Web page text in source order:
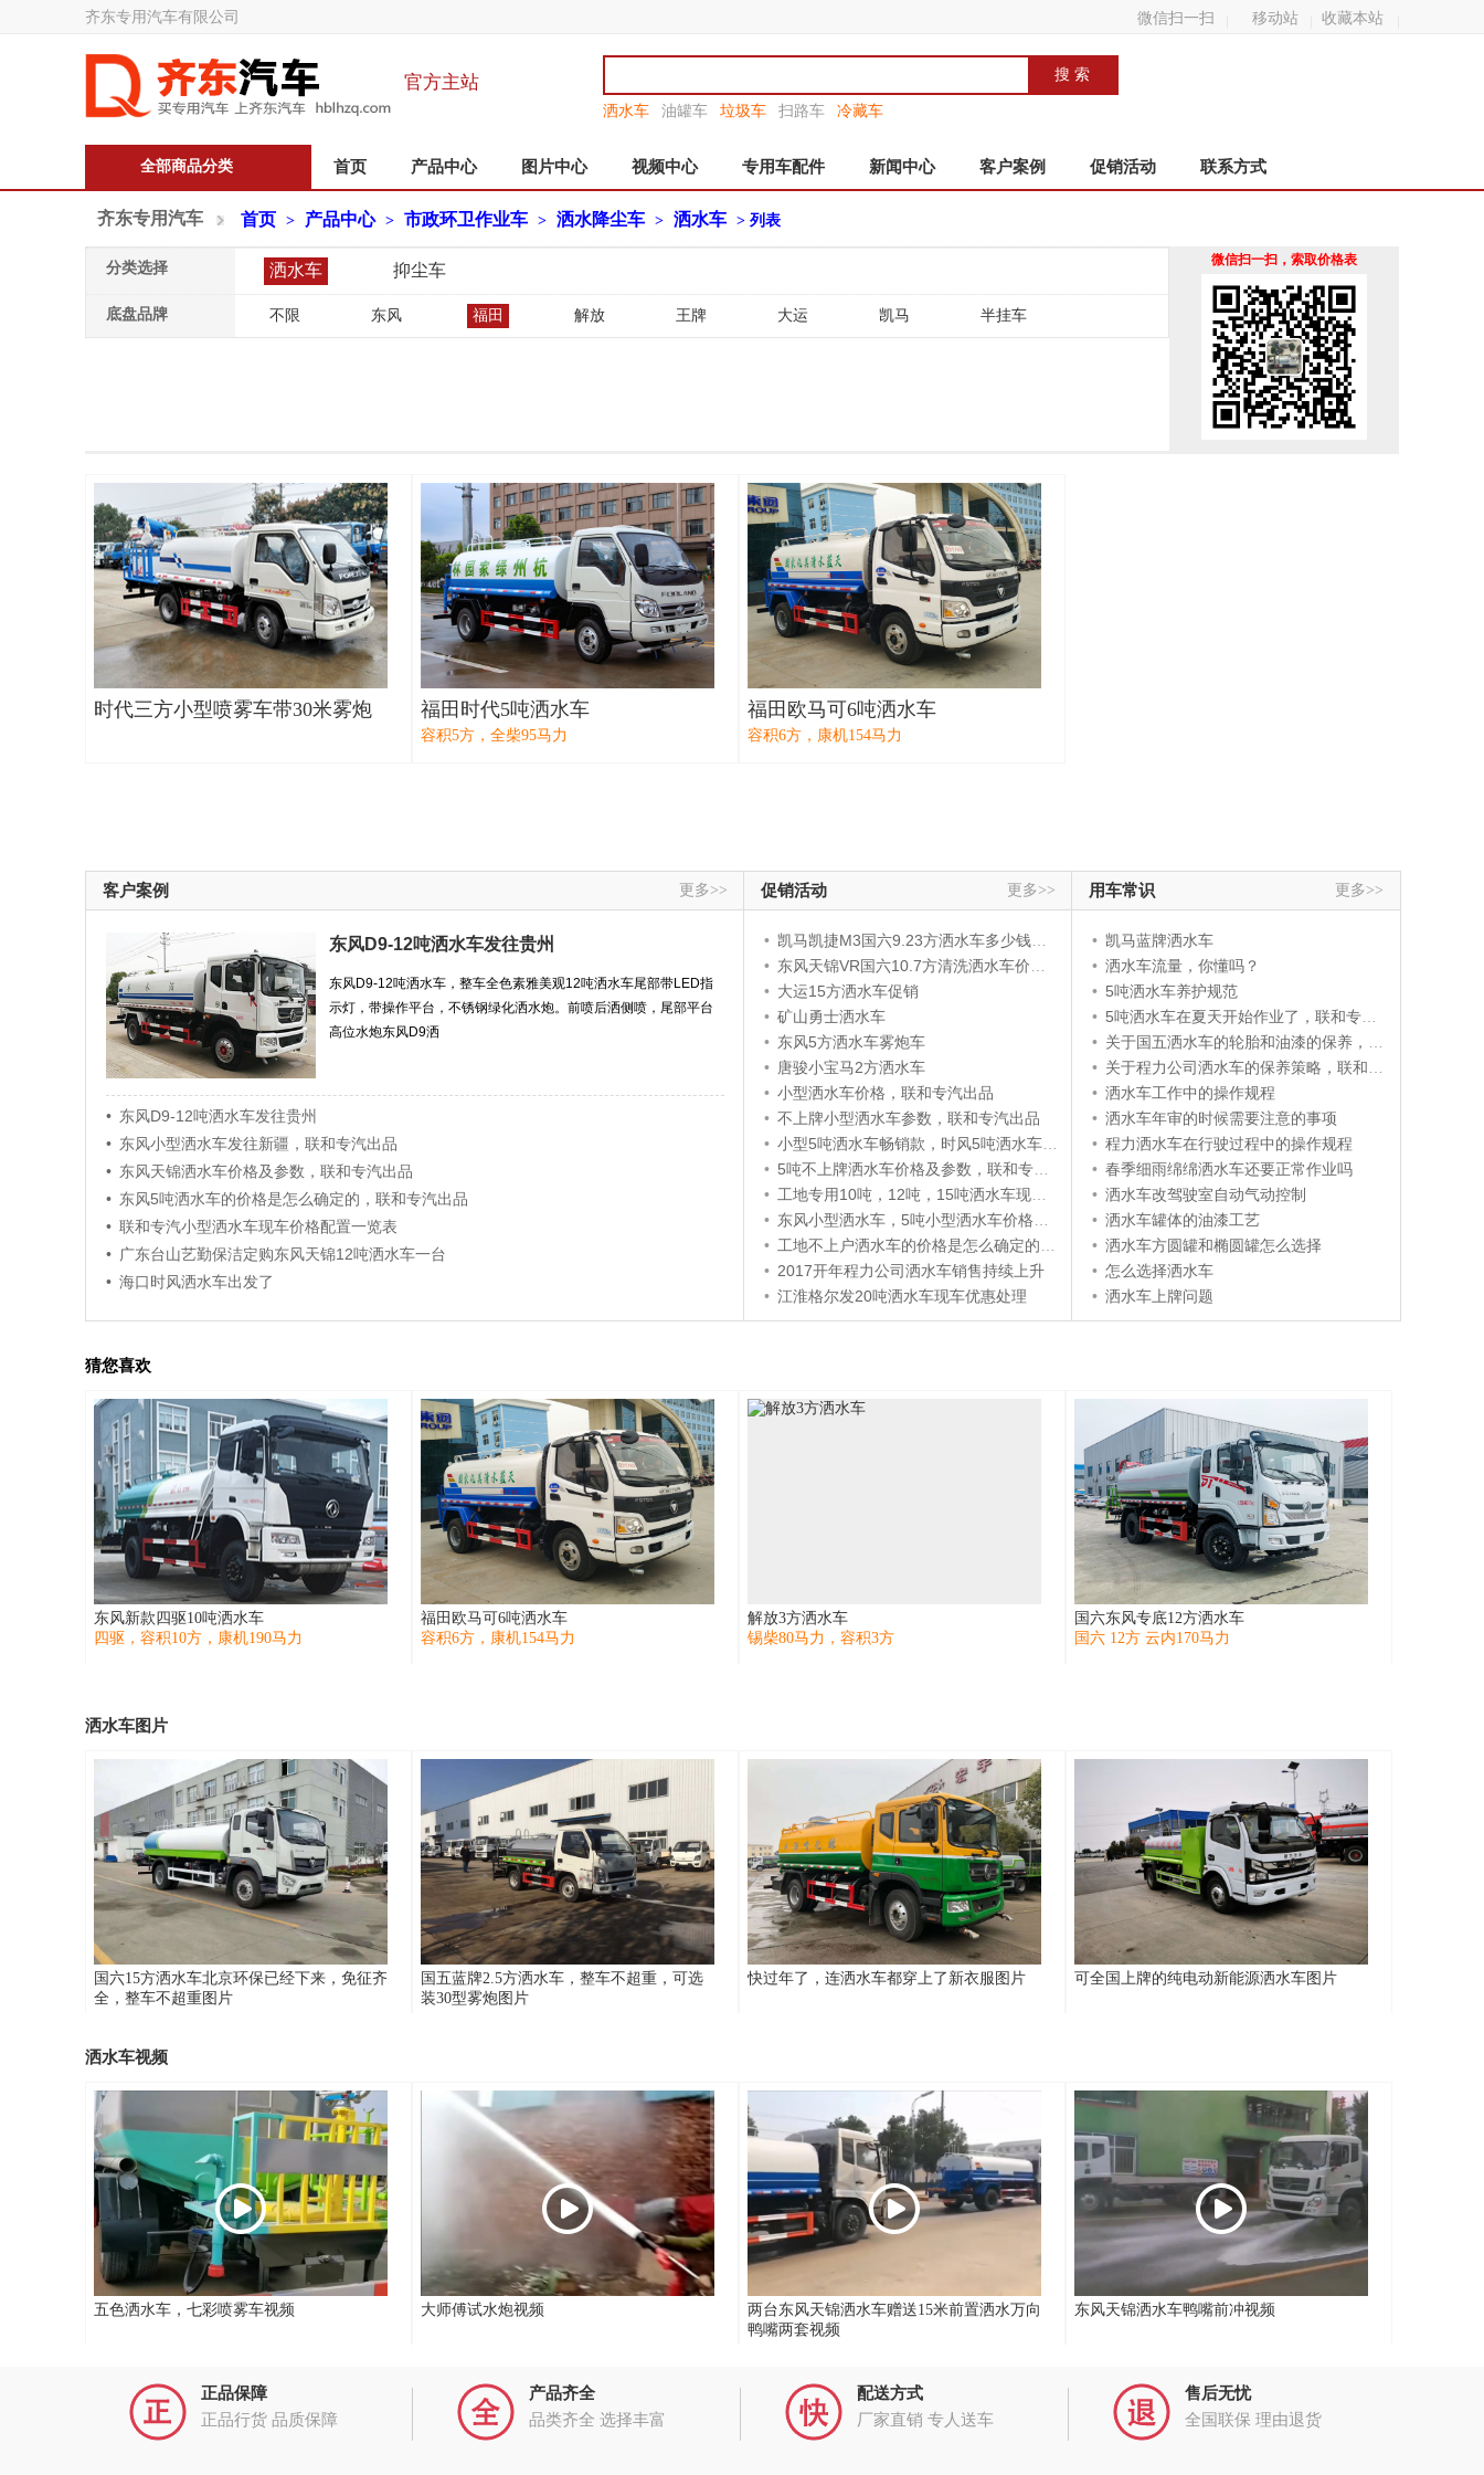
齐东专用汽车有限公司 微信扫一扫 移动站 收藏本站
官方主站
洒水车 油罐车 垃圾车 扫路车 冷藏车
全部商品分类 首页 产品中心 图片中心 视频中心 专用车配件 新闻中心 客户案例 促销活动 联系方式
齐东专用汽车 首页 > 产品中心 > 市政环卫作业车 > 洒水降尘车 > 洒水车 > 列表
分类选择 洒水车 抑尘车
底盘品牌 不限 东风 福田 解放 王牌 大运 凯马 半挂车
微信扫一扫，索取价格表
时代三方小型喷雾车带30米雾炮 福田时代5吨洒水车
容积5方，全柴95马力
福田欧马可6吨洒水车
容积6方，康机154马力
客户案例 更多>>
东风D9-12吨洒水车发往贵州
东风D9-12吨洒水车，整车全色素雅美观12吨洒水车尾部带LED指
示灯，带操作平台，不锈钢绿化洒水炮。前喷后洒侧喷，尾部平台
高位水炮东风D9洒
• 东风D9-12吨洒水车发往贵州
• 东风小型洒水车发往新疆，联和专汽出品
• 东风天锦洒水车价格及参数，联和专汽出品
• 东风5吨洒水车的价格是怎么确定的，联和专汽出品
• 联和专汽小型洒水车现车价格配置一览表
• 广东台山艺勤保洁定购东风天锦12吨洒水车一台
• 海口时风洒水车出发了
促销活动 更多>>
• 凯马凯捷M3国六9.23方洒水车多少钱一辆？
• 东风天锦VR国六10.7方清洗洒水车价格多少钱？
• 大运15方洒水车促销
• 矿山勇士洒水车
• 东风5方洒水车雾炮车
• 唐骏小宝马2方洒水车
• 小型洒水车价格，联和专汽出品
• 不上牌小型洒水车参数，联和专汽出品
• 小型5吨洒水车畅销款，时风5吨洒水车，联和专汽出品
• 5吨不上牌洒水车价格及参数，联和专汽出品
• 工地专用10吨，12吨，15吨洒水车现车，联和专汽出品
• 东风小型洒水车，5吨小型洒水车价格和参数
• 工地不上户洒水车的价格是怎么确定的，联和专汽告诉你
• 2017开年程力公司洒水车销售持续上升
• 江淮格尔发20吨洒水车现车优惠处理
用车常识 更多>>
• 凯马蓝牌洒水车
• 洒水车流量，你懂吗？
• 5吨洒水车养护规范
• 5吨洒水车在夏天开始作业了，联和专汽出品
• 关于国五洒水车的轮胎和油漆的保养，联和专汽这样说....
• 关于程力公司洒水车的保养策略，联和专汽这样说。。
• 洒水车工作中的操作规程
• 洒水车年审的时候需要注意的事项
• 程力洒水车在行驶过程中的操作规程
• 春季细雨绵绵洒水车还要正常作业吗
• 洒水车改驾驶室自动气动控制
• 洒水车罐体的油漆工艺
• 洒水车方圆罐和椭圆罐怎么选择
• 怎么选择洒水车
• 洒水车上牌问题
猜您喜欢
东风新款四驱10吨洒水车
四驱，容积10方，康机190马力
福田欧马可6吨洒水车
容积6方，康机154马力
解放3方洒水车
锡柴80马力，容积3方
国六东风专底12方洒水车
国六 12方 云内170马力
洒水车图片
国六15方洒水车北京环保已经下来，免征齐
全，整车不超重图片
国五蓝牌2.5方洒水车，整车不超重，可选
装30型雾炮图片
快过年了，连洒水车都穿上了新衣服图片 可全国上牌的纯电动新能源洒水车图片
洒水车视频
五色洒水车，七彩喷雾车视频 大师傅试水炮视频
两台东风天锦洒水车赠送15米前置洒水万向
鸭嘴两套视频
东风天锦洒水车鸭嘴前冲视频
正品保障
正品行货 品质保障
产品齐全
品类齐全 选择丰富
配送方式
厂家直销 专人送车
售后无忧
全国联保 理由退货